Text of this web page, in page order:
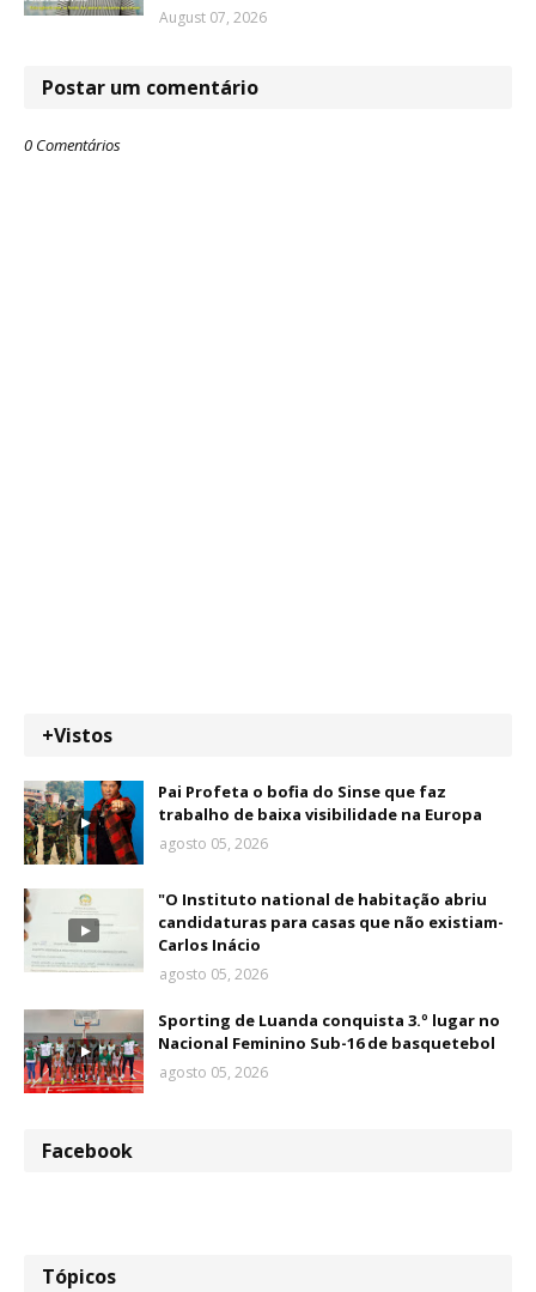
August 07, 2026
Postar um comentário
0 Comentários
+Vistos
Pai Profeta o bofia do Sinse que faz
trabalho de baixa visibilidade na Europa
agosto 05, 2026
"O Instituto national de habitação abriu
candidaturas para casas que não existiam-
Carlos Inácio
agosto 05, 2026
Sporting de Luanda conquista 3.º lugar no
Nacional Feminino Sub-16 de basquetebol
agosto 05, 2026
Facebook
Tópicos